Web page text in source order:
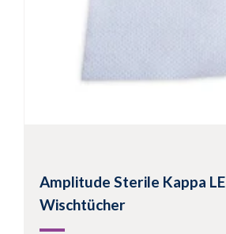
Amplitude Sterile Kappa LE
Wischtücher